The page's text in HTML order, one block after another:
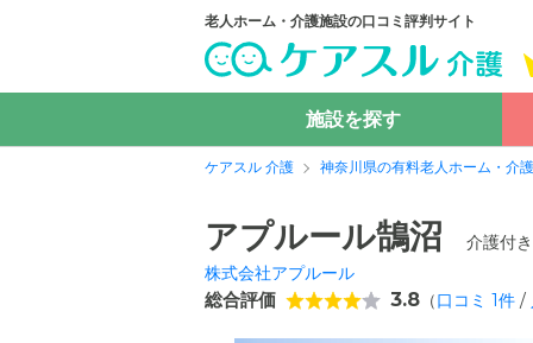
老人ホーム・介護施設の口コミ評判サイト
施設を探す
ケアスル 介護 神奈川県の有料老人ホーム・介
アプルール鵠沼
介護付
株式会社アプルール
総合評価 3.8 （口コミ 1件 /